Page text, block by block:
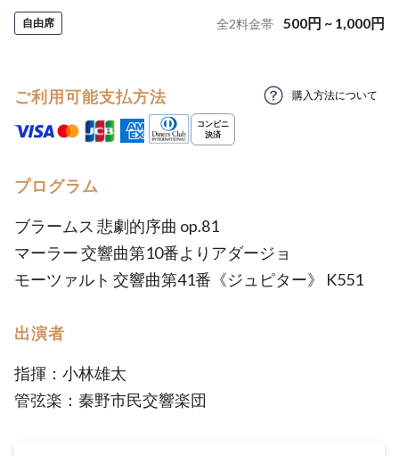
自由席 全2料金帯 500円 ~ 1,000円
ご利用可能支払方法 購入方法について
プログラム
ブラームス 悲劇的序曲 op.81
マーラー 交響曲第10番よりアダージョ
モーツァルト 交響曲第41番《ジュピター》 K551
出演者
指揮：小林雄太
管弦楽：秦野市民交響楽団